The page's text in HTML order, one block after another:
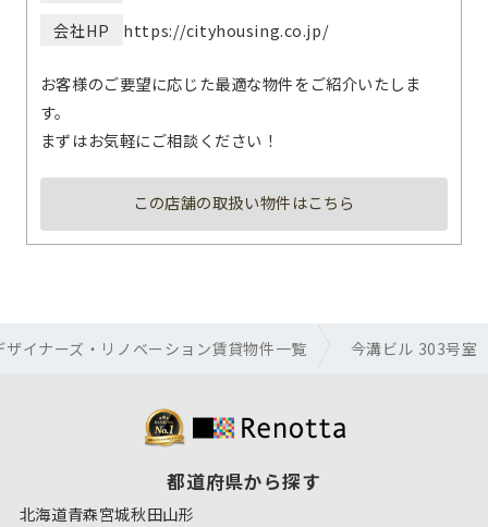
会社HP
https://cityhousing.co.jp/
お客様のご要望に応じた最適な物件をご紹介いたしま
す。
まずはお気軽にご相談ください！
この店舗の取扱い物件はこちら
ザイナーズ・リノベーション賃貸物件一覧 今溝ビル 303号室
都道府県から探す
北海道青森宮城秋田山形